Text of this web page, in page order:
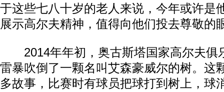
于这些七八十岁的老人来说，今年或许是
展示高尔夫精神，值得向他们投去尊敬的
2014年年初，奥古斯塔国家高尔夫俱
雷暴吹倒了一颗名叫艾森豪威尔的树。这
多故事，比赛时有球员把球打到树上，球